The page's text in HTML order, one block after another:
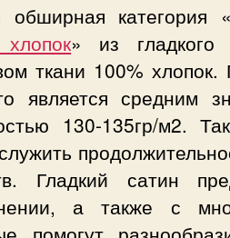
обширная категория «
» из гладкого
ткани 100%
является средним
130-135гр/м2.
Гладкий сатин
а также с